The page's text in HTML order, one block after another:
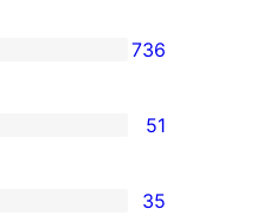
736
51
35